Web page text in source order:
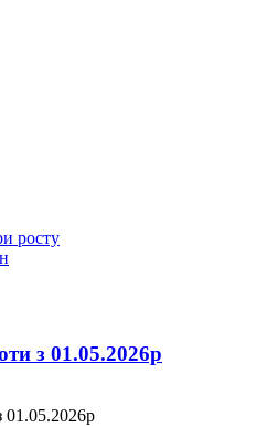
росту
з 01.05.2026р
01.05.2026р